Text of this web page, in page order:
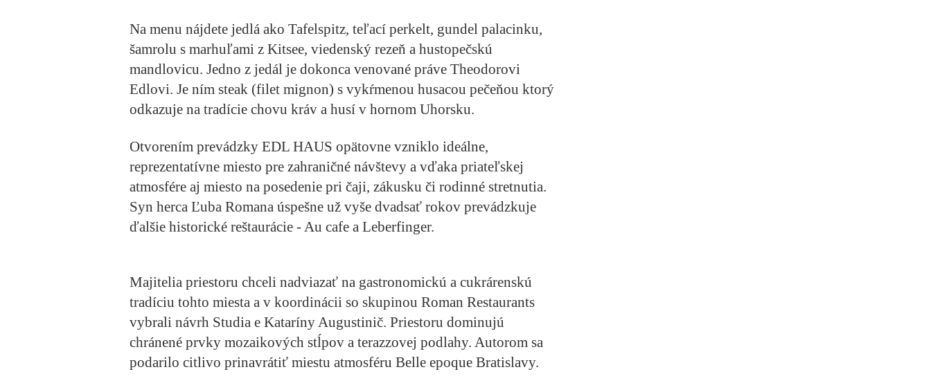
Na menu nájdete jedlá ako Tafelspitz, teľací perkelt, gundel palacinku,
šamrolu s marhuľami z Kitsee, viedenský rezeň a hustopečskú
mandlovicu. Jedno z jedál je dokonca venované práve Theodorovi
Edlovi. Je ním steak (filet mignon) s vykŕmenou husacou pečeňou ktorý
odkazuje na tradície chovu kráv a husí v hornom Uhorsku.
Otvorením prevádzky EDL HAUS opätovne vzniklo ideálne,
reprezentatívne miesto pre zahraničné návštevy a vďaka priateľskej
atmosfére aj miesto na posedenie pri čaji, zákusku či rodinné stretnutia.
Syn herca Ľuba Romana úspešne už vyše dvadsať rokov prevádzkuje
ďalšie historické reštaurácie - Au cafe a Leberfinger.
Majitelia priestoru chceli nadviazať na gastronomickú a cukrárenskú
tradíciu tohto miesta a v koordinácii so skupinou Roman Restaurants
vybrali návrh Studia e Kataríny Augustinič. Priestoru dominujú
chránené prvky mozaikových stĺpov a terazzovej podlahy. Autorom sa
podarilo citlivo prinavrátiť miestu atmosféru Belle epoque Bratislavy.